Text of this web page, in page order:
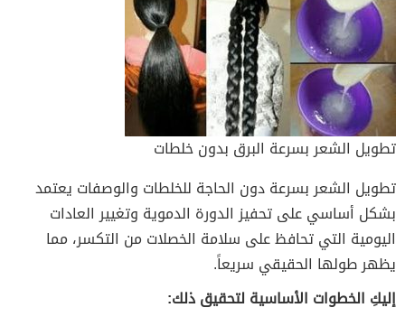
تطويل الشعر بسرعة البرق بدون خلطات
تطويل الشعر بسرعة دون الحاجة للخلطات والوصفات يعتمد
بشكل أساسي على تحفيز الدورة الدموية وتغيير العادات
اليومية التي تحافظ على سلامة الخصلات من التكسر، مما
يظهر طولها الحقيقي سريعاً.
إليكِ الخطوات الأساسية لتحقيق ذلك: